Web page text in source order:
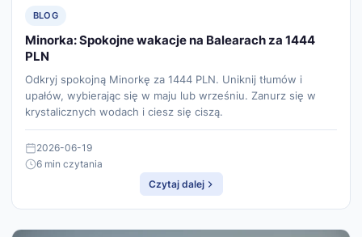
BLOG
Minorka: Spokojne wakacje na Balearach za 1444
PLN
Odkryj spokojną Minorkę za 1444 PLN. Uniknij tłumów i
upałów, wybierając się w maju lub wrześniu. Zanurz się w
krystalicznych wodach i ciesz się ciszą.
2026-06-19
6 min czytania
Czytaj dalej